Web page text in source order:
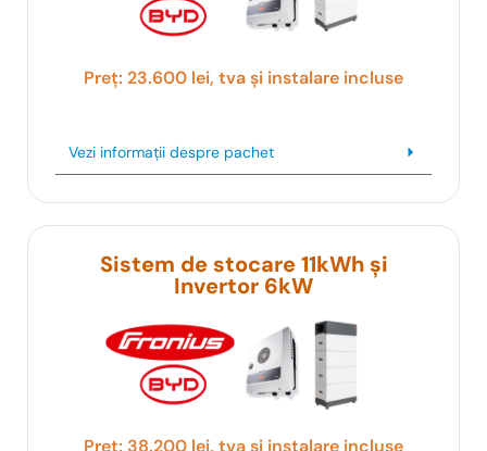
Preț: 23.600 lei, tva și instalare incluse
Vezi informații despre pachet
Sistem de stocare 11kWh și
Invertor 6kW
Preț: 38.200 lei, tva și instalare incluse